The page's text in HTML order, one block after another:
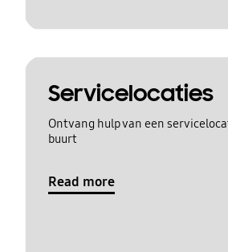
Servicelocaties
Ontvang hulp van een
buurt
Read more